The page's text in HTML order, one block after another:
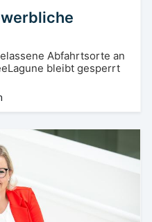
Abfahrtsorte an
bleibt gesperrt